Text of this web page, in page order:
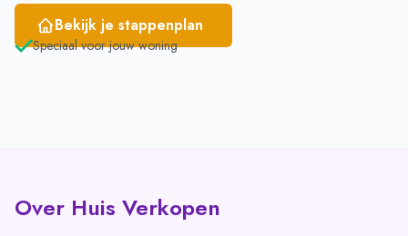
Bekijk je stappenplan
Speciaal voor jouw woning
Over Huis Verkopen